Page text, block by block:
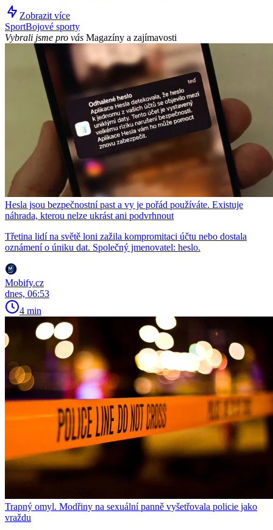
Zobrazit více
SportBojové sporty
Vybrali jsme pro vás Magazíny a zajímavosti
Hesla jsou bezpečnostní past a vy je pořád používáte. Existuje
náhrada, kterou nelze ukrást ani podvrhnout
Třetina lidí na světě loni zažila kompromitaci účtu nebo dostala
oznámení o úniku dat. Společný jmenovatel: heslo.
Mobify.cz
dnes, 06:53
4 min
Trapný omyl. Modřiny na sexuální panně vyšetřovala policie jako
vraždu